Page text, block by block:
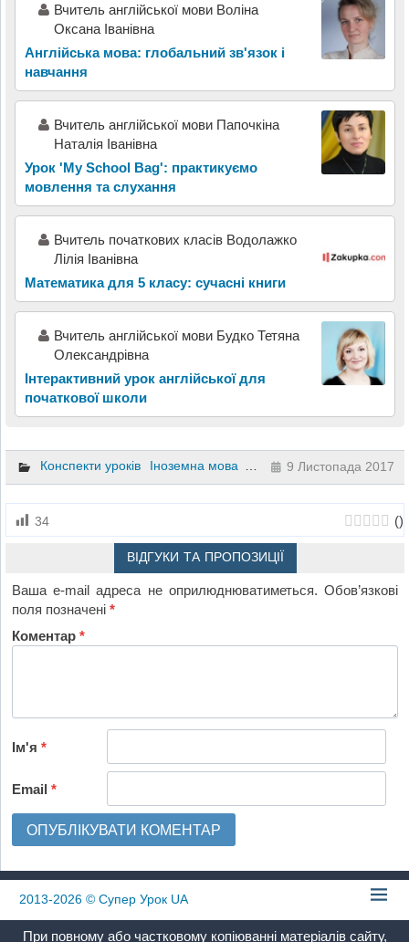
Вчитель англійської мови Воліна
Оксана Іванівна
Англійська мова: глобальний зв'язок і
навчання
Вчитель англійської мови Папочкіна
Наталія Іванівна
Урок 'My School Bag': практикуємо
мовлення та слухання
Вчитель початкових класів Водолажко
Лілія Іванівна
Математика для 5 класу: сучасні книги
Вчитель англійської мови Будко Тетяна
Олександрівна
Інтерактивний урок англійської для
початкової школи
Конспекти уроків Іноземна мова 3 клас 9 Листопада 2017
34 ()
ВІДГУКИ ТА ПРОПОЗИЦІЇ
Ваша e-mail адреса не оприлюднюватиметься. Обов’язкові
поля позначені*
Коментар*
Ім'я*
Email*
2013-2026 © Супер Урок UA
При повному або частковому копіюванні матеріалів сайту,